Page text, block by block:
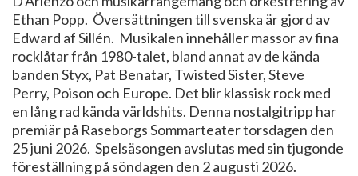
Ethan Popp. Översättningen till svenska är gjord av
Edward af Sillén. Musikalen innehåller massor av fina
rocklåtar från 1980-talet, bland annat av de kända
banden Styx, Pat Benatar, Twisted Sister, Steve
Perry, Poison och Europe. Det blir klassisk rock med
en lång rad kända världshits. Denna nostalgitripp har
premiär på Raseborgs Sommarteater torsdagen den
25 juni 2026. Spelsäsongen avslutas med sin tjugonde
föreställning på söndagen den 2 augusti 2026.